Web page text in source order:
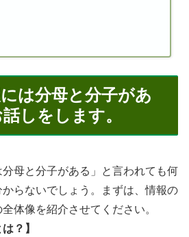
は分母と分子があ
しをします。
母と分子がある」と言われても何
らないでしょう。まずは、情報の
体像を紹介させてください。
？】